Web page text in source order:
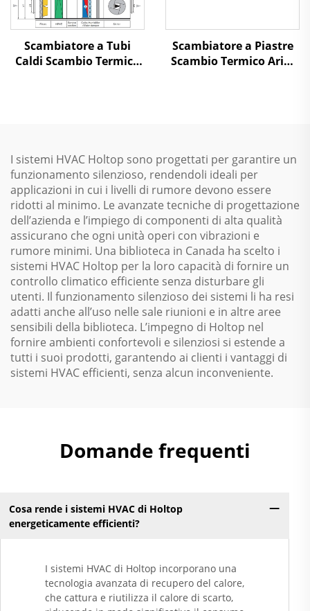
Scambiatore a Tubi
Caldi Scambio Termico
Scambiatore a Piastre
Scambio Termico Aria-
I sistemi HVAC Holtop sono progettati per garantire un
funzionamento silenzioso, rendendoli ideali per
applicazioni in cui i livelli di rumore devono essere
ridotti al minimo. Le avanzate tecniche di progettazione
dell’azienda e l’impiego di componenti di alta qualità
assicurano che ogni unità operi con vibrazioni e
rumore minimi. Una biblioteca in Canada ha scelto i
sistemi HVAC Holtop per la loro capacità di fornire un
controllo climatico efficiente senza disturbare gli
utenti. Il funzionamento silenzioso dei sistemi li ha resi
adatti anche all’uso nelle sale riunioni e in altre aree
sensibili della biblioteca. L’impegno di Holtop nel
fornire ambienti confortevoli e silenziosi si estende a
tutti i suoi prodotti, garantendo ai clienti i vantaggi di
sistemi HVAC efficienti, senza alcun inconveniente.
Domande frequenti
Cosa rende i sistemi HVAC di Holtop
energeticamente efficienti?
I sistemi HVAC di Holtop incorporano una
tecnologia avanzata di recupero del calore,
che cattura e riutilizza il calore di scarto,